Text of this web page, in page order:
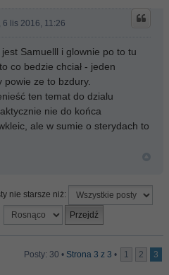
6 lis 2016, 11:26
Samuelll i glownie po to tu
co bedzie chciał - jeden
ze to bzdury.
ten temat do dzialu
nie do końca
ale w sumie o sterydach to
nie starsze niż:
Posty: 30 • Strona 3 z 3 • 1 2 3